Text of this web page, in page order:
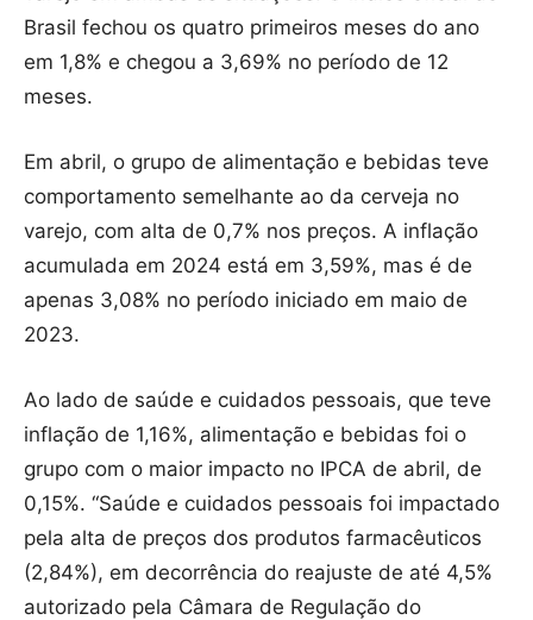
Brasil fechou os quatro primeiros meses do ano
em 1,8% e chegou a 3,69% no período de 12
meses.
Em abril, o grupo de alimentação e bebidas teve
comportamento semelhante ao da cerveja no
varejo, com alta de 0,7% nos preços. A inflação
acumulada em 2024 está em 3,59%, mas é de
apenas 3,08% no período iniciado em maio de
2023.
Ao lado de saúde e cuidados pessoais, que teve
inflação de 1,16%, alimentação e bebidas foi o
grupo com o maior impacto no IPCA de abril, de
0,15%. “Saúde e cuidados pessoais foi impactado
pela alta de preços dos produtos farmacêuticos
(2,84%), em decorrência do reajuste de até 4,5%
autorizado pela Câmara de Regulação do